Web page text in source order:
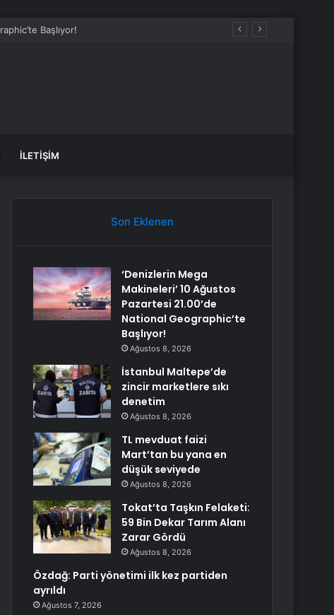
İLETIŞIM
Son Eklenen
‘Denizlerin Mega
Makineleri’ 10 Ağustos
Pazartesi 21.00’de
National Geographic’te
Başlıyor!
Ağustos 8, 2026
İstanbul Maltepe’de
zincir marketlere sıkı
denetim
Ağustos 8, 2026
TL mevduat faizi
Mart’tan bu yana en
düşük seviyede
Ağustos 8, 2026
Tokat’ta Taşkın Felaketi:
59 Bin Dekar Tarım Alanı
Zarar Gördü
Ağustos 8, 2026
Özdağ: Parti yönetimi ilk kez partiden
ayrıldı
Ağustos 7, 2026